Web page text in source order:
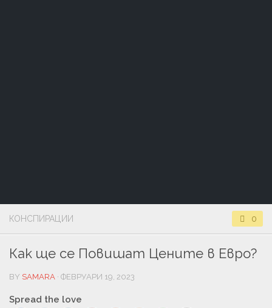
КОНСПИРАЦИИ 0
Как ще се Повишат Цените в Евро?
BY SAMARA · ФЕВРУАРИ 19, 2023
Spread the love